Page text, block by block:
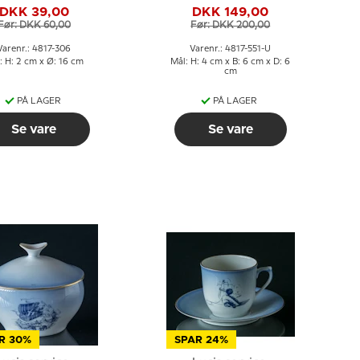
306
DKK 39,00
DKK 60,00
4817-306
H: 2 cm x Ø: 16 cm
PÅ LAGER
Se vare
DKK 149,00
Før: DKK 200,00
Varenr.: 4817-551-U
Mål: H: 4 cm x B: 6 cm x D: 6
cm
PÅ LAGER
Se vare
30% SPAR 24%